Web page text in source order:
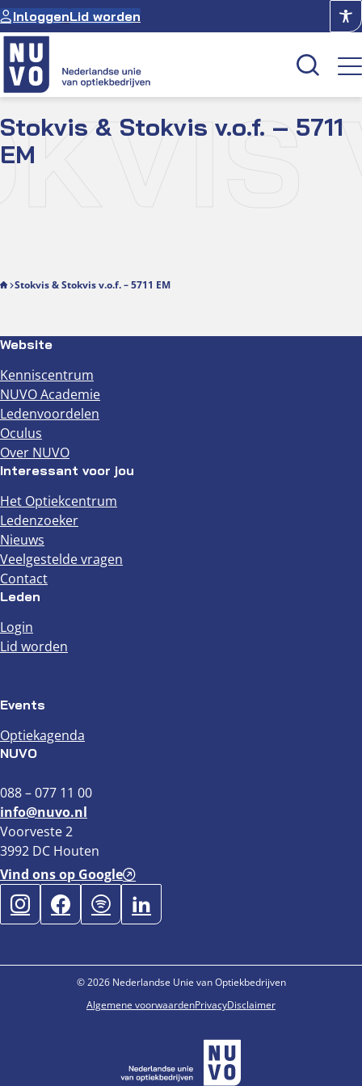
Ga
naar
de
inhoud
InloggenLid worden
Kenniscentrum
Optiekcentrum
Stokvis & Stokvis v.o.f. – 5711
EM
Stokvis & Stokvis v.o.f. – 5711 EM
Website
Kenniscentrum
NUVO Academie
Ledenvoordelen
Oculus
Over NUVO
Interessant voor jou
Het Optiekcentrum
Ledenzoeker
Nieuws
Veelgestelde vragen
Contact
Leden
Login
Lid worden
Events
Optiekagenda
NUVO
088 – 077 11 00
info@nuvo.nl
Voorveste 2
3992 DC Houten
Vind ons op Google
© 2026 Nederlandse Unie van Optiekbedrijven
Algemene voorwaardenPrivacyDisclaimer